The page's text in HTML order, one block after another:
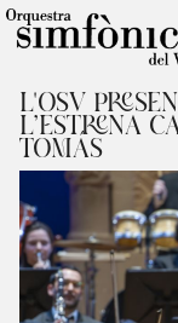
L'OSV
L’ESTRENA
TOMÁS